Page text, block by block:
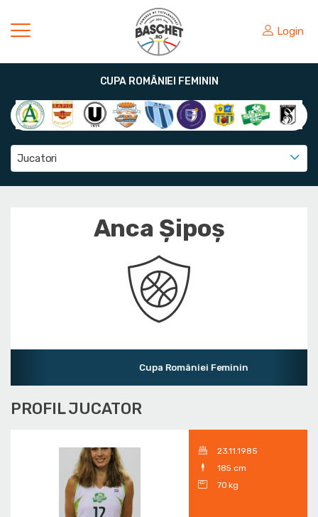
Login
CUPA ROMÂNIEI FEMININ
Jucatori
Anca Șipoș
Cupa României Feminin
PROFIL JUCATOR
23.11.1985
185 cm
70 kg